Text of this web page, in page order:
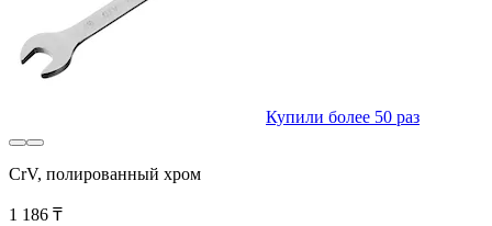
Купили более 50 раз
CrV, полированный хром
1 186 ₸